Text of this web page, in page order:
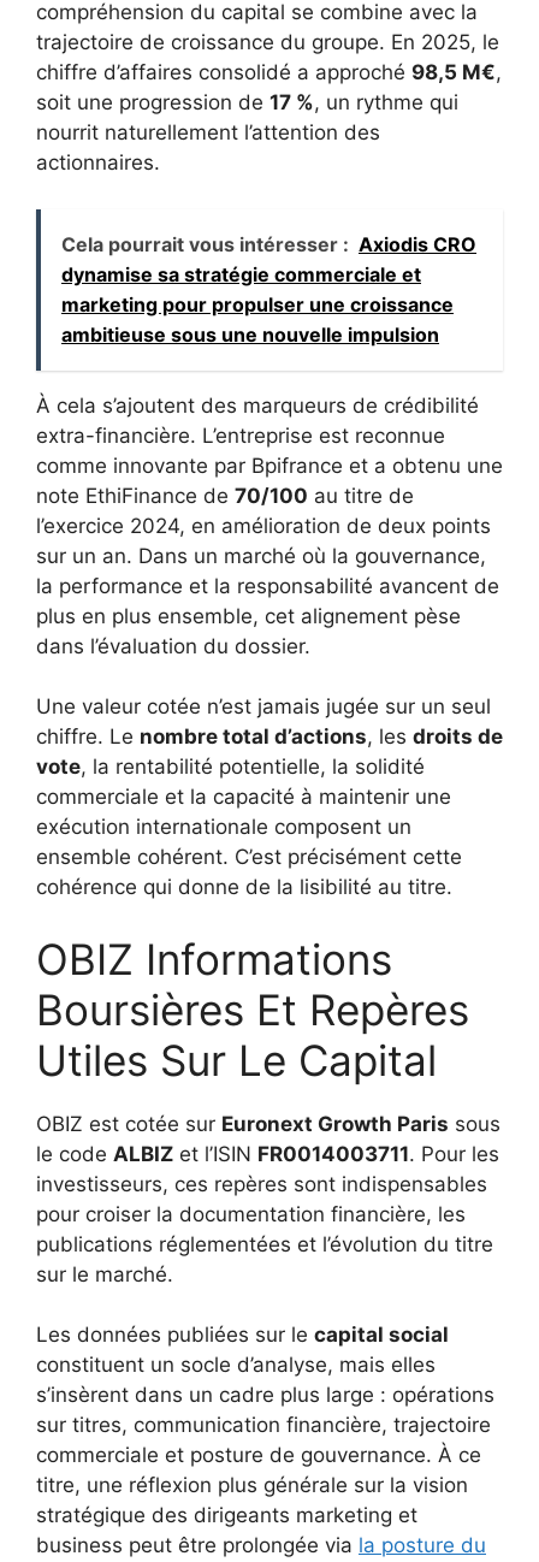
compréhension du capital se combine avec la
trajectoire de croissance du groupe. En 2025, le
chiffre d’affaires consolidé a approché 98,5 M€,
soit une progression de 17 %, un rythme qui
nourrit naturellement l’attention des
actionnaires.
Cela pourrait vous intéresser : Axiodis CRO
dynamise sa stratégie commerciale et
marketing pour propulser une croissance
ambitieuse sous une nouvelle impulsion
À cela s’ajoutent des marqueurs de crédibilité
extra-financière. L’entreprise est reconnue
comme innovante par Bpifrance et a obtenu une
note EthiFinance de 70/100 au titre de
l’exercice 2024, en amélioration de deux points
sur un an. Dans un marché où la gouvernance,
la performance et la responsabilité avancent de
plus en plus ensemble, cet alignement pèse
dans l’évaluation du dossier.
Une valeur cotée n’est jamais jugée sur un seul
chiffre. Le nombre total d’actions, les droits de
vote, la rentabilité potentielle, la solidité
commerciale et la capacité à maintenir une
exécution internationale composent un
ensemble cohérent. C’est précisément cette
cohérence qui donne de la lisibilité au titre.
OBIZ Informations
Boursières Et Repères
Utiles Sur Le Capital
OBIZ est cotée sur Euronext Growth Paris sous
le code ALBIZ et l’ISIN FR0014003711. Pour les
investisseurs, ces repères sont indispensables
pour croiser la documentation financière, les
publications réglementées et l’évolution du titre
sur le marché.
Les données publiées sur le capital social
constituent un socle d’analyse, mais elles
s’insèrent dans un cadre plus large : opérations
sur titres, communication financière, trajectoire
commerciale et posture de gouvernance. À ce
titre, une réflexion plus générale sur la vision
stratégique des dirigeants marketing et
business peut être prolongée via la posture du